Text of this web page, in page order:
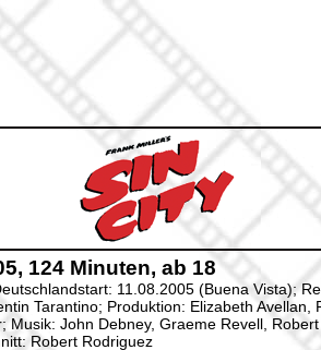
124 Minuten, ab 18
11.08.2005 (Buena Vista);
Tarantino; Produktion: Elizabeth Avellan,
Musik: John Debney, Graeme Revell,
Robert Rodriguez